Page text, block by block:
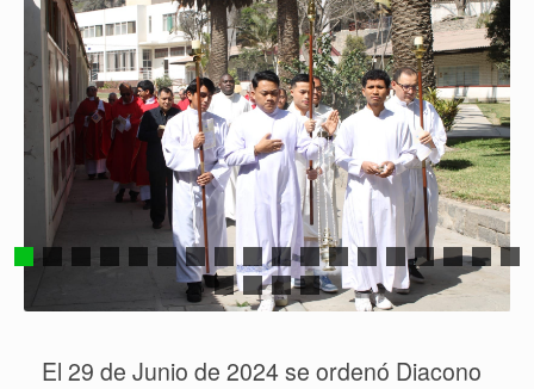
El 29 de Junio de 2024 se ordenó Diacono